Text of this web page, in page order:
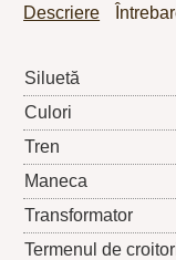
Descriere
Siluetă
Culori
Tren
Maneca
Transformator
Termenul de